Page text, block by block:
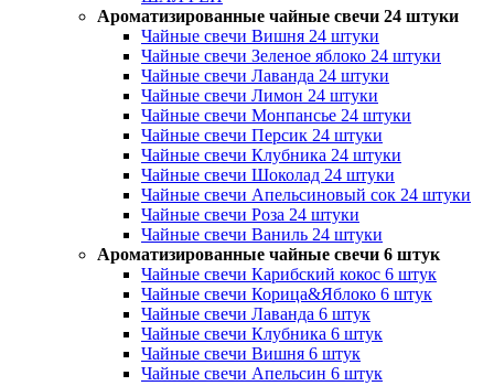
Ароматизированные чайные свечи 24 штуки
Чайные свечи Вишня 24 штуки
Чайные свечи Зеленое яблоко 24 штуки
Чайные свечи Лаванда 24 штуки
Чайные свечи Лимон 24 штуки
Чайные свечи Монпансье 24 штуки
Чайные свечи Персик 24 штуки
Чайные свечи Клубника 24 штуки
Чайные свечи Шоколад 24 штуки
Чайные свечи Апельсиновый сок 24 штуки
Чайные свечи Роза 24 штуки
Чайные свечи Ваниль 24 штуки
Ароматизированные чайные свечи 6 штук
Чайные свечи Карибский кокос 6 штук
Чайные свечи Корица&Яблоко 6 штук
Чайные свечи Лаванда 6 штук
Чайные свечи Клубника 6 штук
Чайные свечи Вишня 6 штук
Чайные свечи Апельсин 6 штук